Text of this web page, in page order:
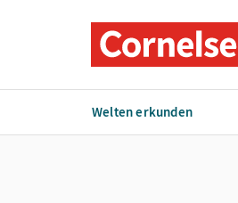
Welten erkunden